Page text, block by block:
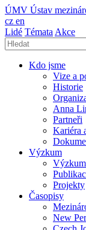
ÚMV Ústav
cz en
Lidé Témata Akce
Kdo jsme
Vize a
Historie
Anna
Partneři
Kariéra
Výzkum
Projekty
Časopisy
New